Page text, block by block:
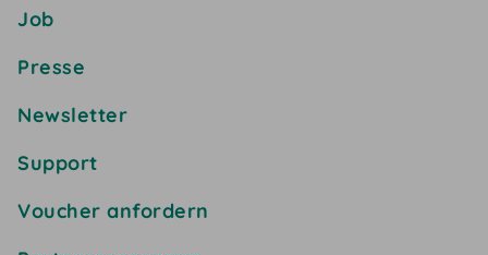
Job
Presse
Newsletter
Support
Voucher anfordern